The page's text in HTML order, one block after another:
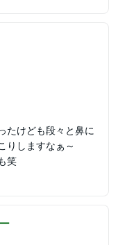
たけども段々と鼻に
りしますなぁ～
笑